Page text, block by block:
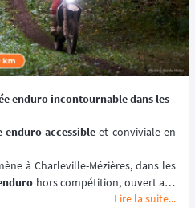
enduro incontournable dans les
enduro accessible
à Charleville-Mézières, dans les
hors compétition, ouvert aux
cm³. 🏍️
Lire la suite...